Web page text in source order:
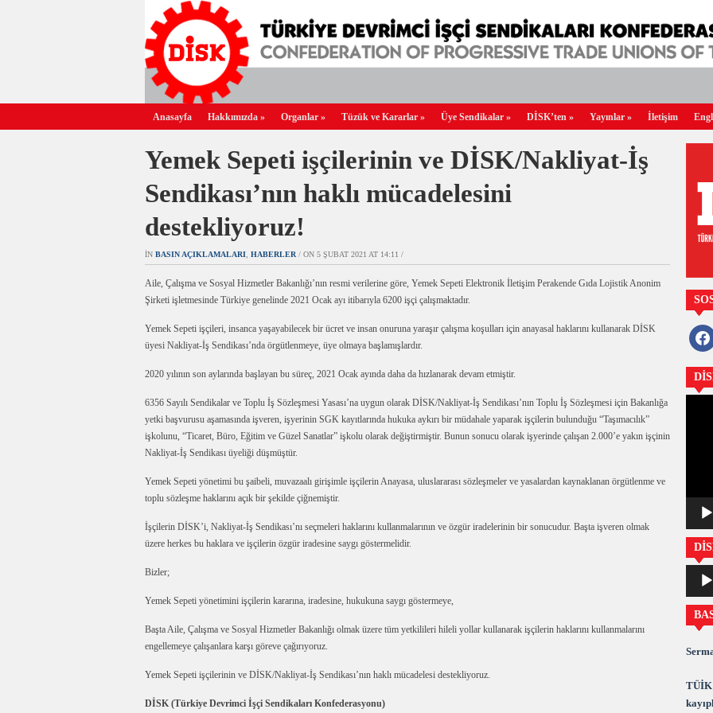
Anasayfa Hakkımızda » Organlar » Tüzük ve Kararlar » Üye Sendikalar » DİSK’ten » Yayınlar » İletişim
Yemek Sepeti işçilerinin ve DİSK/Nakliyat-İş
Sendikası’nın haklı mücadelesini
destekliyoruz!
IN BASIN AÇIKLAMALARI HABERLER / ON 5 ŞUBAT 2021 AT 14:11 /
Aile, Çalışma ve Sosyal Hizmetler Bakanlığı’nın resmi verilerine göre, Yemek Sepeti Elektronik İletişim Perakende Gıda Lojistik Anonim
Şirketi işletmesinde Türkiye genelinde 2021 Ocak ayı itibarıyla 6200 işçi çalışmaktadır.
Yemek Sepeti işçileri, insanca yaşayabilecek bir ücret ve insan onuruna yaraşır çalışma koşulları için anayasal haklarını kullanarak DİSK
üyesi Nakliyat-İş Sendikası’nda örgütlenmeye, üye olmaya başlamışlardır.
2020 yılının son aylarında başlayan bu süreç, 2021 Ocak ayında daha da hızlanarak devam etmiştir.
6356 Sayılı Sendikalar ve Toplu İş Sözleşmesi Yasası’na uygun olarak DİSK/Nakliyat-İş Sendikası’nın Toplu İş Sözleşmesi için Bakanlığa
yetki başvurusu aşamasında işveren, işyerinin SGK kayıtlarında hukuka aykırı bir müdahale yaparak işçilerin bulunduğu “Taşımacılık”
işkolunu, “Ticaret, Büro, Eğitim ve Güzel Sanatlar” işkolu olarak değiştirmiştir. Bunun sonucu olarak işyerinde çalışan 2.000’e yakın işçinin
Nakliyat-İş Sendikası üyeliği düşmüştür.
Yemek Sepeti yönetimi bu şaibeli, muvazaalı girişimle işçilerin Anayasa, uluslararası sözleşmeler ve yasalardan kaynaklanan örgütlenme ve
toplu sözleşme haklarını açık bir şekilde çiğnemiştir.
İşçilerin DİSK’i, Nakliyat-İş Sendikası’nı seçmeleri haklarını kullanmalarının ve özgür iradelerinin bir sonucudur. Başta işveren olmak
üzere herkes bu haklara ve işçilerin özgür iradesine saygı göstermelidir.
Bizler;
Yemek Sepeti yönetimini işçilerin kararına, iradesine, hukukuna saygı göstermeye,
Başta Aile, Çalışma ve Sosyal Hizmetler Bakanlığı olmak üzere tüm yetkilileri hileli yollar kullanarak işçilerin haklarını kullanmalarını
engellemeye çalışanlara karşı göreve çağırıyoruz.
Yemek Sepeti işçilerinin ve DİSK/Nakliyat-İş Sendikası’nın haklı mücadelesi destekliyoruz.
DİSK (Türkiye Devrimci İşçi Sendikaları Konfederasyonu)
oynatıcı
TÜİK